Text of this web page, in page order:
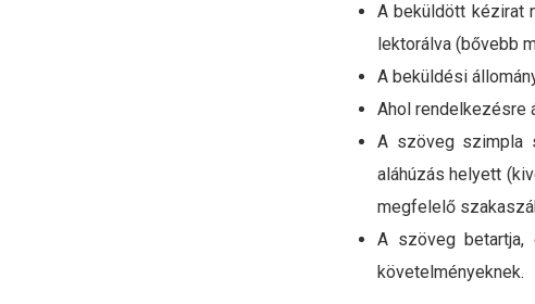
A beküldött kézirat
lektorálva (bővebb
A beküldési
Ahol rendelkezésre
A szöveg szimpla
aláhúzás helyett
megfelelő
A szöveg
követelményeknek.